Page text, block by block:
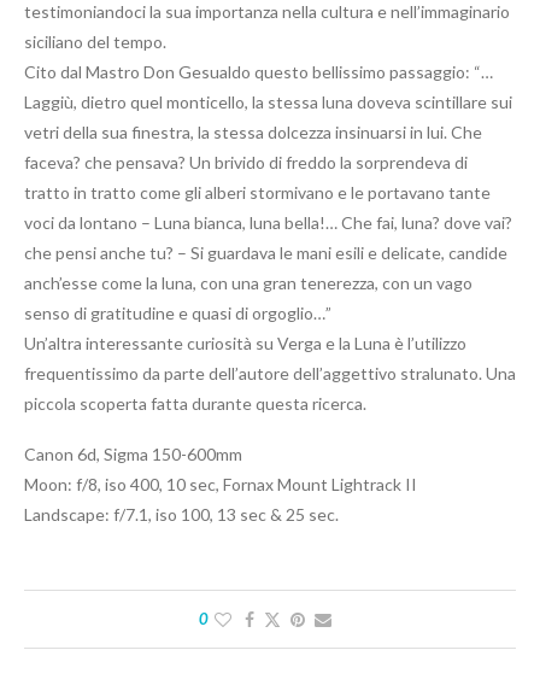
testimoniandoci la sua importanza nella cultura e nell’immaginario
siciliano del tempo.
Cito dal Mastro Don Gesualdo questo bellissimo passaggio: “…
Laggiù, dietro quel monticello, la stessa luna doveva scintillare sui
vetri della sua finestra, la stessa dolcezza insinuarsi in lui. Che
faceva? che pensava? Un brivido di freddo la sorprendeva di
tratto in tratto come gli alberi stormivano e le portavano tante
voci da lontano – Luna bianca, luna bella!… Che fai, luna? dove vai?
che pensi anche tu? – Si guardava le mani esili e delicate, candide
anch’esse come la luna, con una gran tenerezza, con un vago
senso di gratitudine e quasi di orgoglio…”
Un’altra interessante curiosità su Verga e la Luna è l’utilizzo
frequentissimo da parte dell’autore dell’aggettivo stralunato. Una
piccola scoperta fatta durante questa ricerca.
Canon 6d, Sigma 150-600mm
Moon: f/8, iso 400, 10 sec, Fornax Mount Lightrack II
Landscape: f/7.1, iso 100, 13 sec & 25 sec.
0